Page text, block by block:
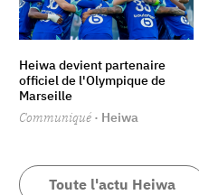
Heiwa devient partenaire
officiel de l'Olympique de
Marseille
Communiqué · Heiwa
Toute l'actu Heiwa